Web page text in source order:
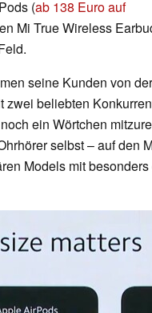
(ab 138 Euro auf
Mi True Wireless
seine Kunden von
zwei beliebten
ein Wörtchen
selbst – auf den
Models mit